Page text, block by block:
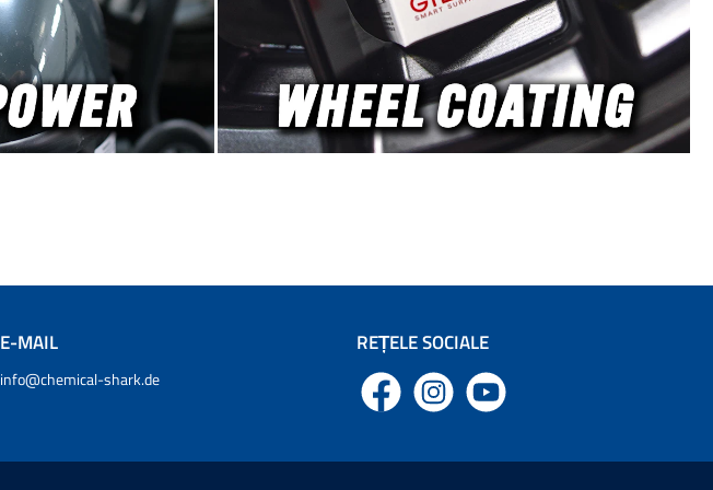
Această variantă este ideală pentru
modele mici cu motor simplu, cum ar fi
BigBoi BlowR Mini sau BLO Air-RS.
Pentru dispozitive mai mari cu
motoare duble, există o versiune XL
corespunzătoare a suportului.
Caracteristici ale suportului de perete
Poka Oțel de calitate superioară –
16 cm Atenție: Produsul este livrat
fără material de montaj.
E-MAIL
info@chemical-shark.de
REȚELE SOCIALE
Facebook Instagram YouTube